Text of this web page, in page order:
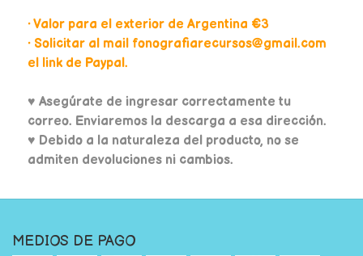
• Valor para el exterior de Argentina €3
• Solicitar al mail fonografiarecursos@gmail.com
el link de Paypal.
♥ Asegúrate de ingresar correctamente tu
correo. Enviaremos la descarga a esa dirección.
♥ Debido a la naturaleza del producto, no se
admiten devoluciones ni cambios.
MEDIOS DE PAGO